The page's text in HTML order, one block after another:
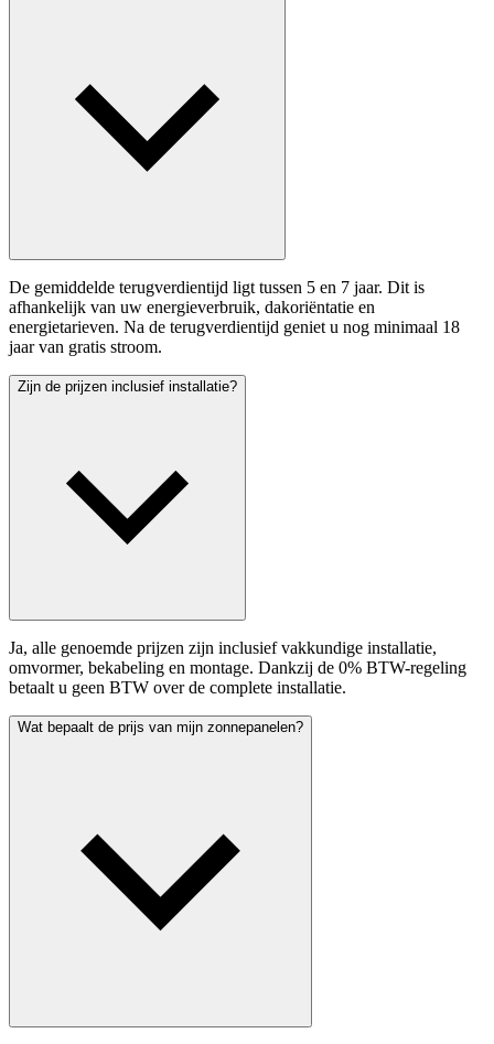
De gemiddelde terugverdientijd ligt tussen 5 en 7 jaar. Dit is
afhankelijk van uw energieverbruik, dakoriëntatie en
energietarieven. Na de terugverdientijd geniet u nog minimaal 18
jaar van gratis stroom.
Zijn de prijzen inclusief installatie?
Ja, alle genoemde prijzen zijn inclusief vakkundige installatie,
omvormer, bekabeling en montage. Dankzij de 0% BTW-regeling
betaalt u geen BTW over de complete installatie.
Wat bepaalt de prijs van mijn zonnepanelen?